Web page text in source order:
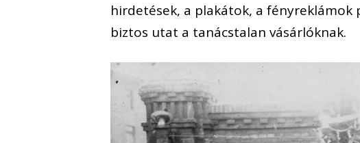
hirdetések, a plakátok, a fényreklámok
biztos utat a tanácstalan vásárlóknak.